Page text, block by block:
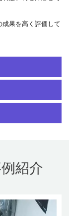
果を高く評価して
紹介